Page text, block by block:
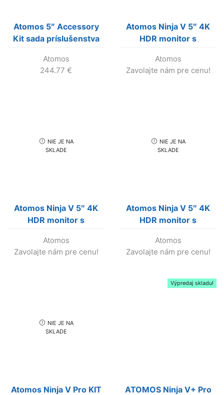
Atomos 5″ Accessory
Kit sada príslušenstva
Atomos
244.77 €
Atomos Ninja V 5″ 4K
HDR monitor s
skončil!)
Atomos
Zavolajte nám pre cenu!
NIE JE NA
SKLADE
Atomos Ninja V 5″ 4K
HDR monitor s
(Predaj skončil!)
Atomos
Zavolajte nám pre cenu!
NIE JE NA
SKLADE
Atomos Ninja V 5″ 4K
HDR monitor s
(Predaj skončil!)
Atomos
Zavolajte nám pre cenu!
NIE JE NA
SKLADE
Atomos Ninja V Pro KIT
Výpredaj skladu!
ATOMOS Ninja V+ Pro